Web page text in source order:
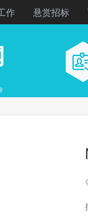
作 悬赏招标